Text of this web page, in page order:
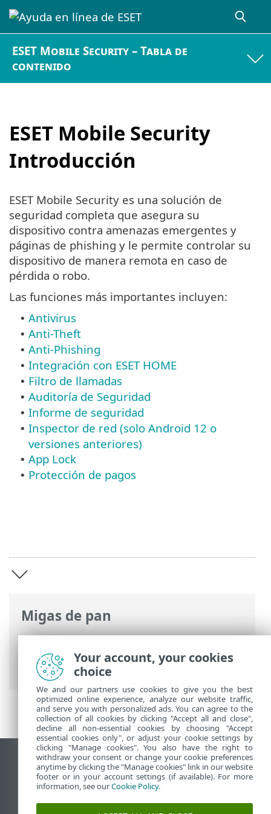
ESET Mobile Security – Tabla de
contenido
ESET Mobile Security
Introducción
Migas de pan
Ayuda en línea de ESET>ESET Mobile
Security >ESET Mobile Security
Introducción
ESET Mobile Security es una solución de
seguridad completa que asegura su
dispositivo contra amenazas emergentes y
páginas de phishing y le permite controlar su
dispositivo de manera remota en caso de
pérdida o robo.
Las funciones más importantes incluyen:
• Antivirus
• Anti-Theft
• Anti-Phishing
• Integración con ESET HOME
• Filtro de llamadas
• Auditoría de Seguridad
• Informe de seguridad
• Inspector de red (solo Android 12 o
versiones anteriores)
• App Lock
• Protección de pagos
Ver sitio del escritorio
End of Life
Base de conocimiento de ESET
Foro de ESET
Your account, your cookies
choice
We and our partners use cookies to give you the best
optimized online experience, analyze our website traffic,
and serve you with personalized ads. You can agree to the
collection of all cookies by clicking "Accept all and close",
decline all non-essential cookies by choosing "Accept
essential cookies only", or adjust your cookie settings by
clicking "Manage cookies". You also have the right to
withdraw your consent or change your cookie preferences
anytime by clicking the "Manage cookies" link in our website
footer or in your account settings (if available). For more
information, see ourCookie Policy.